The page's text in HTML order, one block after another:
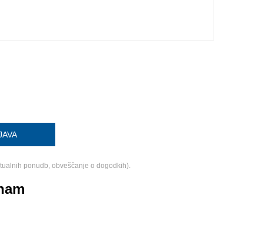
ponudb, obveščanje o dogodkih).